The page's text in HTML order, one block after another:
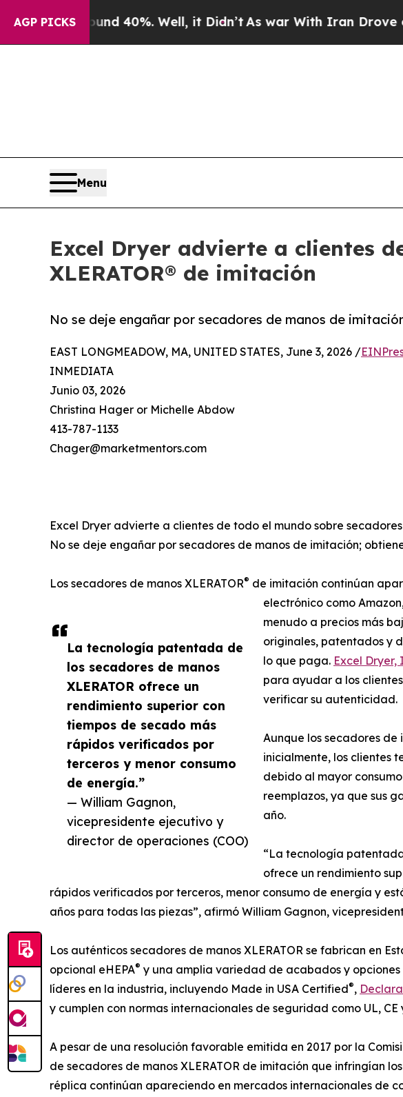
AGP PICKS40%. Well, it Didn’tAs war With Iran Drove oil Prices
Menu
Excel Dryer advierte a clientes
XLERATOR® de imitación
No se deje engañar por secadores de manos de
La tecnología patentada de
los secadores de manos
XLERATOR ofrece un
rendimiento superior con
tiempos de secado más
rápidos verificados por
terceros y menor consumo
de energía.”
— William Gagnon,
vicepresidente ejecutivo y
director de operaciones (COO)
EAST LONGMEADOW, MA, UNITED STATES, June 3, 2026 /
INMEDIATA
Junio 03, 2026
Christina Hager or Michelle Abdow
413-787-1133
Chager@marketmentors.com
Excel Dryer advierte a clientes de todo el mundo sobre secadores
No se deje engañar por secadores de manos de imitación;
Los secadores de manos XLERATOR® de imitación continúan
electrónico como
menudo a precios más
originales, patentados y
lo que paga. Excel Dryer,
para ayudar a los
verificar su autenticidad.
Aunque los secadores
inicialmente, los clientes
debido al mayor
reemplazos, ya que sus
año.
“La tecnología
ofrece un rendimiento
rápidos verificados por terceros, menor consumo de energía y
años para todas las piezas”, afirmó William Gagnon,
Los auténticos secadores de manos XLERATOR se fabrican en
opcional eHEPA® y una amplia variedad de acabados y
líderes en la industria, incluyendo Made in USA Certified®,
y cumplen con normas internacionales de seguridad como UL, CE
A pesar de una resolución favorable emitida en 2017 por la
de secadores de manos XLERATOR de imitación que infringían
réplica continúan apareciendo en mercados internacionales de